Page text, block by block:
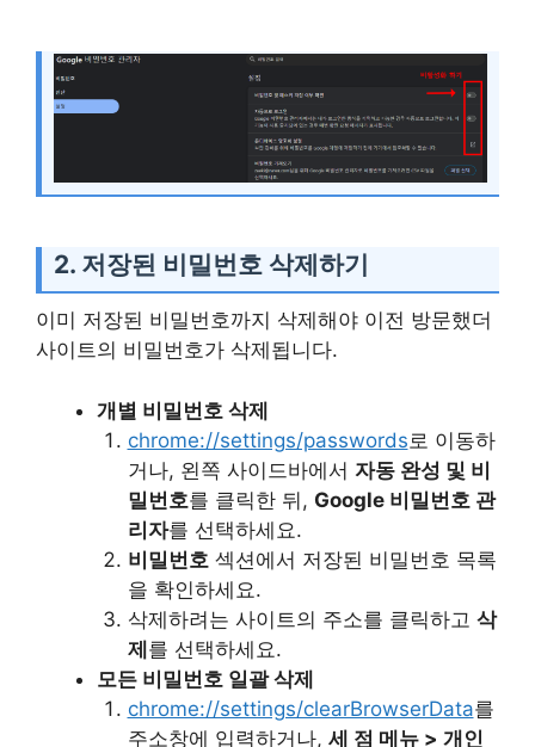
2. 저장된 비밀번호 삭제하기
이미 저장된 비밀번호까지 삭제해야 이전 방문했더
사이트의 비밀번호가 삭제됩니다.
개별 비밀번호 삭제
chrome://settings/passwords 로 이동하
거나, 왼쪽 사이드바에서 자동 완성 및 비
밀번호를 클릭한 뒤, Google 비밀번호 관
리자를 선택하세요.
비밀번호 섹션에서 저장된 비밀번호 목록
을 확인하세요.
삭제하려는 사이트의 주소를 클릭하고 삭
제를 선택하세요.
모든 비밀번호 일괄 삭제
chrome://settings/clearBrowserData를
주소창에 입력하거나, 세 점 메뉴 > 개인